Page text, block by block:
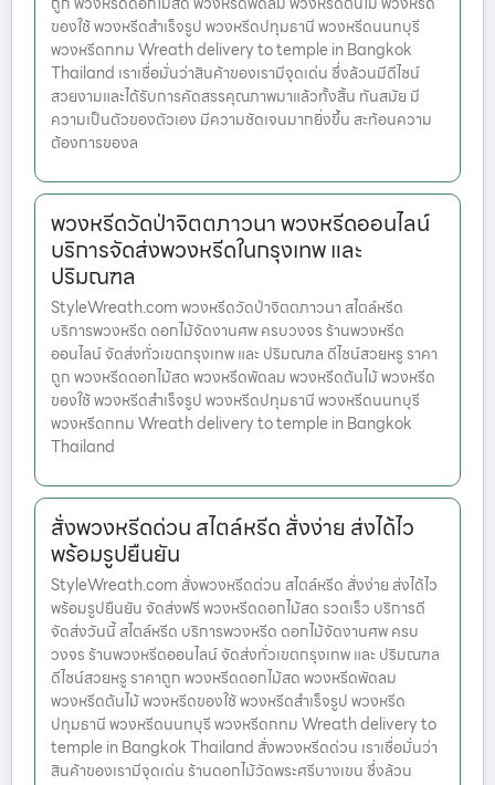
ของใช้ พวงหรีดสำเร็จรูป พวงหรีดปทุมธานี พวงหรีดนนทบุรี
พวงหรีดกทม Wreath delivery to temple in Bangkok
Thailand เราเชื่อมั่นว่าสินค้าของเรามีจุดเด่น ซึ่งล้วนมีดีไซน์
สวยงามและได้รับการคัดสรรคุณภาพมาแล้วทั้งสิ้น ทันสมัย มี
ความเป็นตัวของตัวเอง มีความชัดเจนมากยิ่งขึ้น สะท้อนความ
ต้องการของล
พวงหรีดวัดป่าจิตตภาวนา พวงหรีดออนไลน์
บริการจัดส่งพวงหรีดในกรุงเทพ และ
ปริมณฑล
StyleWreath.com พวงหรีดวัดป่าจิตตภาวนา สไตล์หรีด
บริการพวงหรีด ดอกไม้จัดงานศพ ครบวงจร ร้านพวงหรีด
ออนไลน์ จัดส่งทั่วเขตกรุงเทพ และ ปริมณฑล ดีไซน์สวยหรู ราคา
ถูก พวงหรีดดอกไม้สด พวงหรีดพัดลม พวงหรีดต้นไม้ พวงหรีด
ของใช้ พวงหรีดสำเร็จรูป พวงหรีดปทุมธานี พวงหรีดนนทบุรี
พวงหรีดกทม Wreath delivery to temple in Bangkok
Thailand
สั่งพวงหรีดด่วน สไตล์หรีด สั่งง่าย ส่งได้ไว
พร้อมรูปยืนยัน
StyleWreath.com สั่งพวงหรีดด่วน สไตล์หรีด สั่งง่าย ส่งได้ไว
พร้อมรูปยืนยัน จัดส่งฟรี พวงหรีดดอกไม้สด รวดเร็ว บริการดี
จัดส่งวันนี้ สไตล์หรีด บริการพวงหรีด ดอกไม้จัดงานศพ ครบ
วงจร ร้านพวงหรีดออนไลน์ จัดส่งทั่วเขตกรุงเทพ และ ปริมณฑล
ดีไซน์สวยหรู ราคาถูก พวงหรีดดอกไม้สด พวงหรีดพัดลม
พวงหรีดต้นไม้ พวงหรีดของใช้ พวงหรีดสำเร็จรูป พวงหรีด
ปทุมธานี พวงหรีดนนทบุรี พวงหรีดกทม Wreath delivery to
temple in Bangkok Thailand สั่งพวงหรีดด่วน เราเชื่อมั่นว่า
สินค้าของเรามีจุดเด่น ร้านดอกไม้วัดพระศรีบางเขน ซึ่งล้วน